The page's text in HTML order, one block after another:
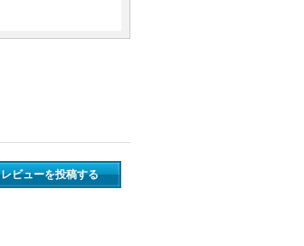
レビューを投稿する